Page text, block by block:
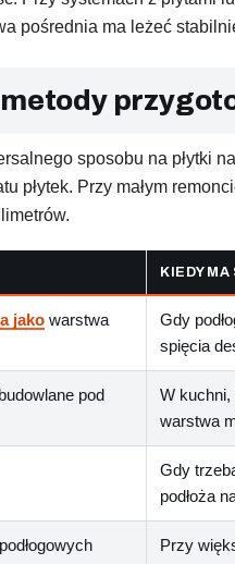
pośrednia ma leżeć
sposobu na płytki
płytek. Przy małym
KIEDY MA
jako warstwa
Gdy
spięcia
pod
W kuchni,
warstwa
Gdy
podłoża
Przy